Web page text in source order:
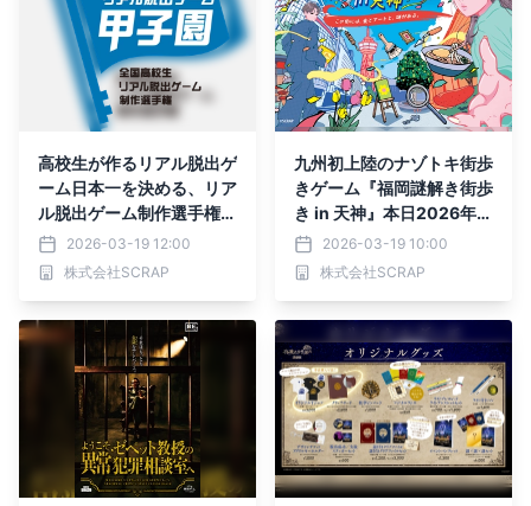
高校生が作るリアル脱出ゲ
ーム日本一を決める、リア
ル脱出ゲーム制作選手権
第5回「リアル脱出ゲーム
甲子園」開催決定
2026-03-19 12:00
株式会社SCRAP
九州初上陸のナゾトキ街歩
きゲーム『福岡謎解き街歩
き in 天神』本日2026年3
月19日(木)より開催 ヨー
ロッパ企画 × LOVE FM DJ
佐藤ともやすによる 本イ
も同時公開！
2026-03-19 10:00
株式会社SCRAP